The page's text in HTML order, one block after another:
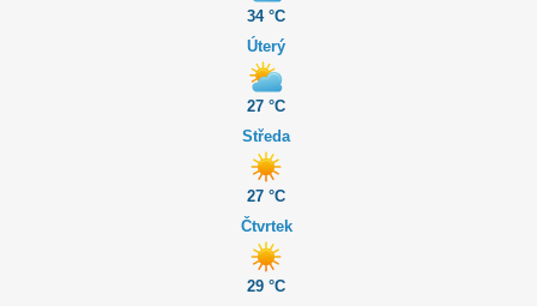
34 °C
Úterý
27 °C
Středa
27 °C
Čtvrtek
29 °C